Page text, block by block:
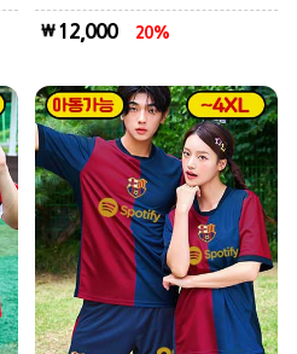
12,000 20